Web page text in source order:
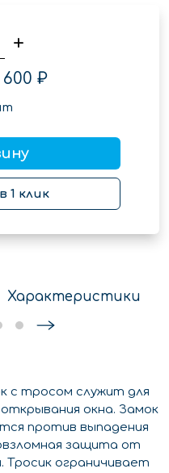
+
600 ₽
1 клик
Характеристики
с тросом служит для
окна. Замок
против выпадения
защита от
Тросик ограничивает